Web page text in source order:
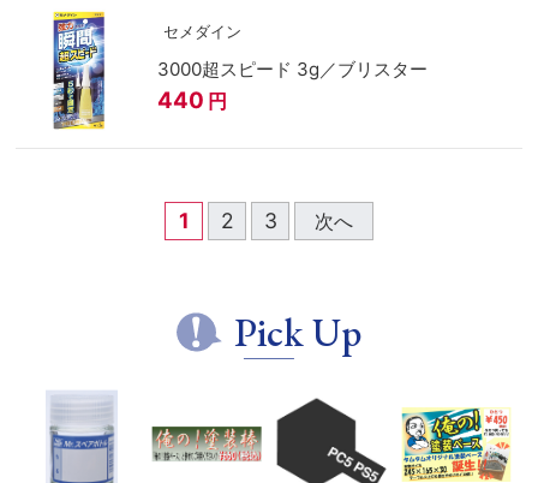
セメダイン
3000超スピード 3g／ブリスター
440 円
1 2 3 次へ
Pick Up